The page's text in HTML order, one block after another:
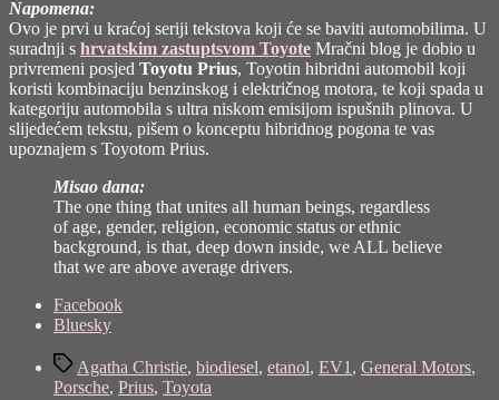
Napomena:
Ovo je prvi u kraćoj seriji tekstova koji će se baviti automobilima. U
suradnji s hrvatskim zastuptsvom Toyote Mračni blog je dobio u
privremeni posjed Toyotu Prius, Toyotin hibridni automobil koji
koristi kombinaciju benzinskog i električnog motora, te koji spada u
kategoriju automobila s ultra niskom emisijom ispušnih plinova. U
slijedećem tekstu, pišem o konceptu hibridnog pogona te vas
upoznajem s Toyotom Prius.
Misao dana:
The one thing that unites all human beings, regardless
of age, gender, religion, economic status or ethnic
background, is that, deep down inside, we ALL believe
that we are above average drivers.
Share
"Tko
Facebook
Bluesky
TagsAgatha Christie, biodiesel, etanol, EV1 , General Motors,
Porsche, Prius, Toyota